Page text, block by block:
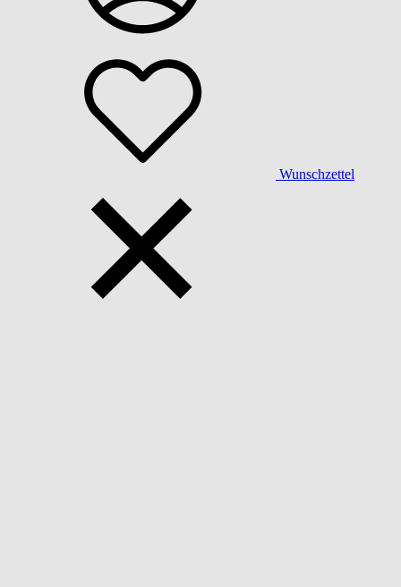
Wunschzettel